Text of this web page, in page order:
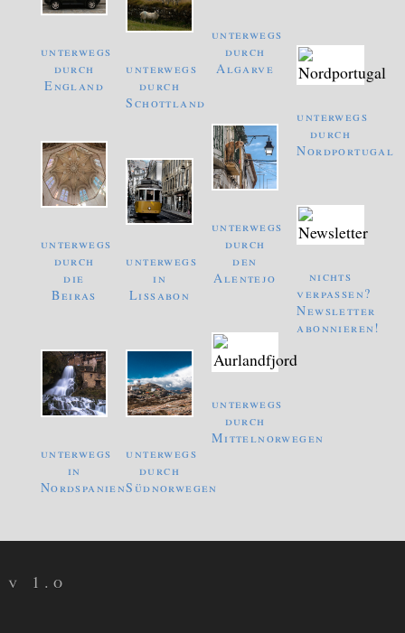
unterwegs
durch
England
unterwegs
durch
die
Beiras
unterwegs
in
Nordspanien
unterwegs
durch
Schottland
unterwegs
in
Lissabon
unterwegs
durch
Südnorwegen
unterwegs
durch
Algarve
unterwegs
durch
den
Alentejo
unterwegs
durch
Mittelnorwegen
unterwegs
durch
Nordportugal
nichts
verpassen?
Newsletter
abonnieren!
v 1.o